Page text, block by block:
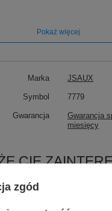
Pokaż więcej
Marka JSAUX
Symbol 7779
Gwarancja
Gwarancja
miesięcy
CIĘ
5.0 (2Air-T) Bezprzewodowy
zgód